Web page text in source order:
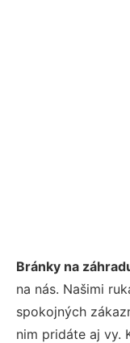
Bránky na
na nás. Našimi
spokojných
nim pridáte aj vy.